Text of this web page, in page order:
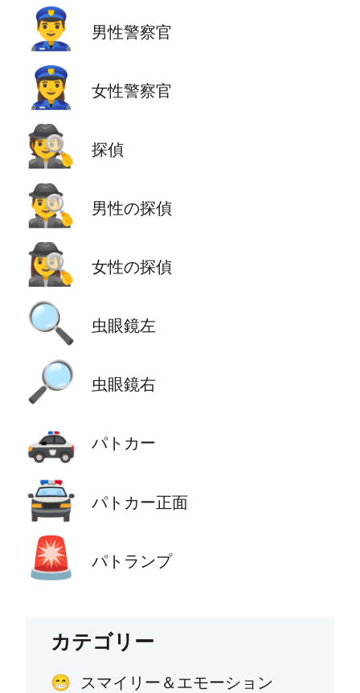
👮‍♂️ 男性警察官
👮‍♀️ 女性警察官
🕵️ 探偵
🕵️‍♂️ 男性の探偵
🕵️‍♀️ 女性の探偵
🔍 虫眼鏡左
🔎 虫眼鏡右
🚓 パトカー
🚔 パトカー正面
🚨 パトランプ
カテゴリー
😁 スマイリー＆エモーション